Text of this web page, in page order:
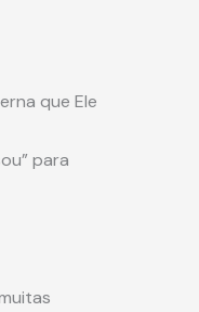
que Ele
para